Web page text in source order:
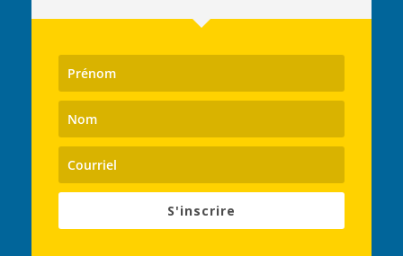
S'inscrire